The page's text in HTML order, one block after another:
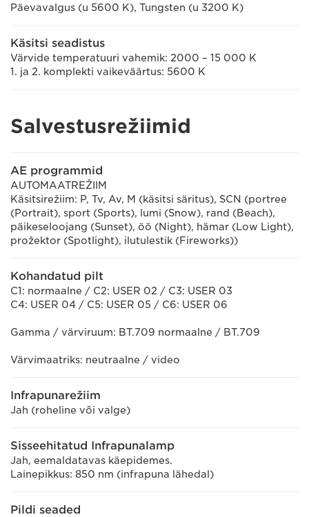
Päevavalgus (u 5600 K), Tungsten (u 3200 K)
Käsitsi seadistus
Värvide temperatuuri vahemik: 2000 – 15 000 K
1. ja 2. komplekti vaikeväärtus: 5600 K
Salvestusrežiimid
AE programmid
AUTOMAATREŽIIM
Käsitsirežiim: P, Tv, Av, M (käsitsi säritus), SCN (portree
(Portrait), sport (Sports), lumi (Snow), rand (Beach),
päikeseloojang (Sunset), öö (Night), hämar (Low Light),
prožektor (Spotlight), ilutulestik (Fireworks))
Kohandatud pilt
C1: normaalne / C2: USER 02 / C3: USER 03
C4: USER 04 / C5: USER 05 / C6: USER 06
Gamma / värviruum: BT.709 normaalne / BT.709
Värvimaatriks: neutraalne / video
Infrapunarežiim
Jah (roheline või valge)
Sisseehitatud Infrapunalamp
Jah, eemaldatavas käepidemes.
Lainepikkus: 850 nm (infrapuna lähedal)
Pildi seaded